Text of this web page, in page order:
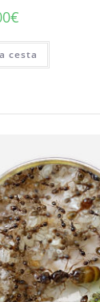
€
cesta